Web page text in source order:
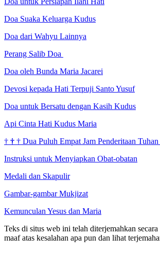
Doa Suaka Keluarga Kudus
Doa dari Wahyu Lainnya
Perang Salib Doa
Doa oleh Bunda Maria Jacarei
Devosi kepada Hati Terpuji Santo Yusuf
Doa untuk Bersatu dengan Kasih Kudus
Api Cinta Hati Kudus Maria
† † † Dua Puluh Empat Jam Penderitaan
Instruksi untuk Menyiapkan Obat-obatan
Medali dan Skapulir
Gambar-gambar Mukjizat
Kemunculan Yesus dan Maria
Teks di situs web ini telah diterjemahkan
maaf atas kesalahan apa pun dan lihat